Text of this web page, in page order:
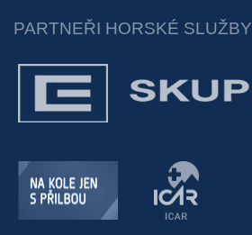
PARTNEŘI HORSKÉ SLUŽBY